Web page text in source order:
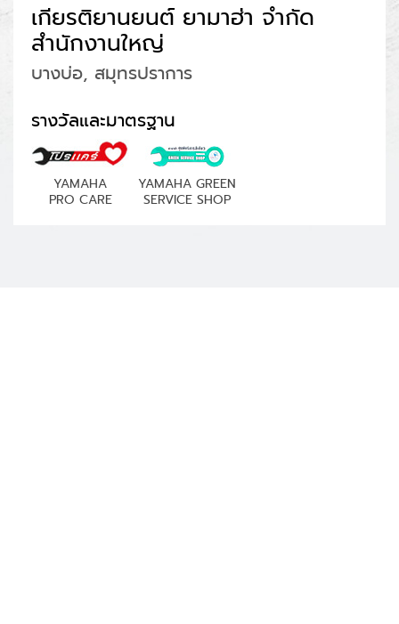
เกียรติยานยนต์ ยามาฮ่า จำกัด
สำนักงานใหญ่
บางบ่อ, สมุทรปราการ
รางวัลและมาตรฐาน
YAMAHA
PRO CARE
YAMAHA GREEN
SERVICE SHOP